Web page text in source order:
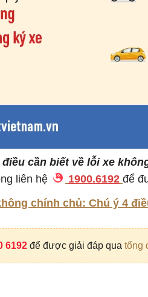
điều cần biết về lỗi xe
liên hệ
1900.6192 để
chính chủ: Chú ý 4
6192để được giải đáp qua tổng